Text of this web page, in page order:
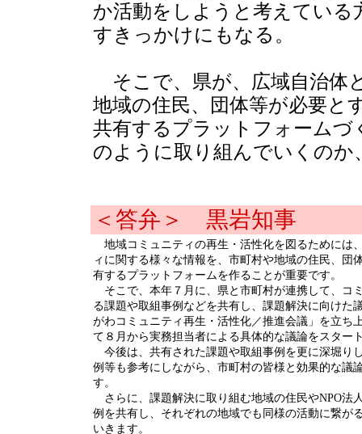
か活動をしようと考えている
すきっかけにもなる。
そこで、県が、広域自治体
地域の住民、団体等が必要と
共有するプラットフォーム
のように取り組んでいくのか
＜答弁＞ 黒岩知事
地域コミュニティの再生・活性化を図るためには
ィに関する様々な情報を、市町村や地域の住民、団
有するプラットフォームを作ることが重要です。
そこで、本年７月に、県と市町村が連携して、コ
る課題や取組事例などを共有し、課題解決に向けた
がわコミュニティ再生・活性化／推進会議」を立ち
て８月から実務担当者による具体的な議論をスター
今後は、共有された課題や取組事例を更に深堀り
例等も参考にしながら、市町村の皆様と効果的な議
す。
さらに、課題解決に取り組む地域の住民やNPO法
例を共有し、それぞれの地域でも同様の活動に繋が
いきます。